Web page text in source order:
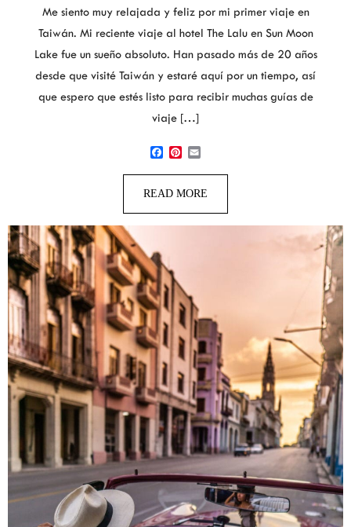
Me siento muy relajada y feliz por mi primer viaje en
Taiwán. Mi reciente viaje al hotel The Lalu en Sun Moon
Lake fue un sueño absoluto. Han pasado más de 20 años
desde que visité Taiwán y estaré aquí por un tiempo, así
que espero que estés listo para recibir muchas guías de
viaje […]
READ MORE